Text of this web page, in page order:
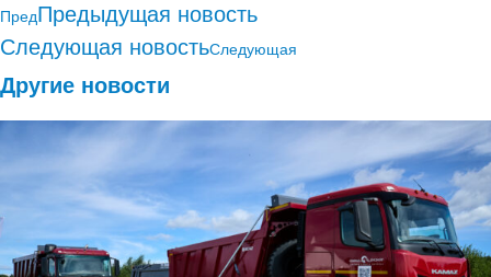
ПредПредыдущая новость
Следующая новостьСледующая
Другие новости